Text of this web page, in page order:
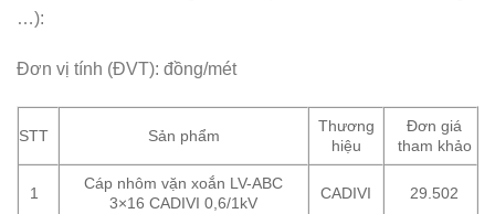
…):
Đơn vị tính (ĐVT): đồng/mét
STT Sản phẩm
Thương
hiệu
Đơn giá
tham khảo
1
Cáp nhôm vặn xoắn LV-ABC
3×16 CADIVI 0,6/1kV
CADIVI 29.502